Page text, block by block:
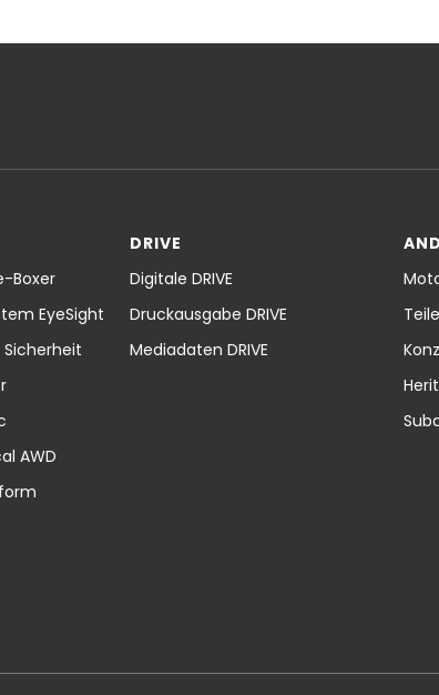
Boxer
EyeSight
AWD
DRIVE
Digitale DRIVE
Druckausgabe DRIVE
Mediadaten DRIVE